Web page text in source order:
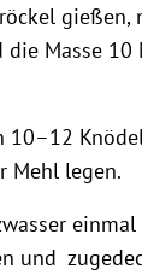
gießen,
Masse 10
10–12
Mehl legen.
einmal
und